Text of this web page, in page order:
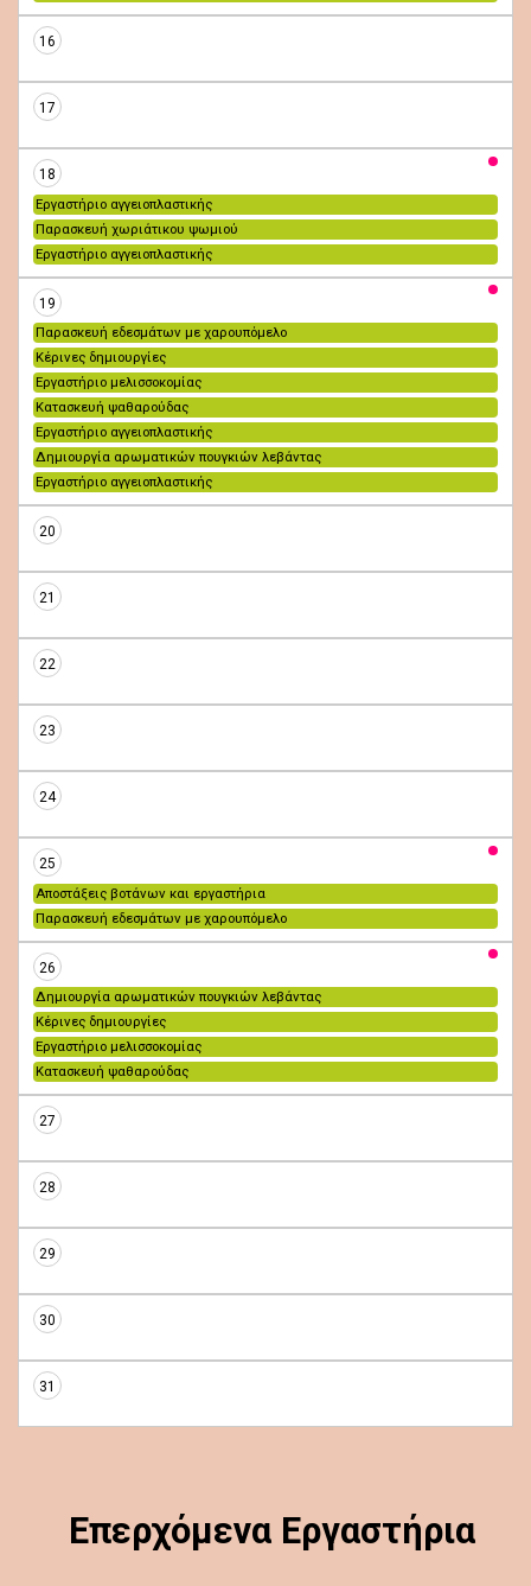
16
17
18
Εργαστήριο αγγειοπλαστικής
Παρασκευή χωριάτικου ψωμιού
Εργαστήριο αγγειοπλαστικής
19
Παρασκευή εδεσμάτων με χαρουπόμελο
Κέρινες δημιουργίες
Εργαστήριο μελισσοκομίας
Κατασκευή ψαθαρούδας
Εργαστήριο αγγειοπλαστικής
Δημιουργία αρωματικών πουγκιών λεβάντας
Εργαστήριο αγγειοπλαστικής
20
21
22
23
24
25
Αποστάξεις βοτάνων και εργαστήρια
Παρασκευή εδεσμάτων με χαρουπόμελο
26
Δημιουργία αρωματικών πουγκιών λεβάντας
Κέρινες δημιουργίες
Εργαστήριο μελισσοκομίας
Κατασκευή ψαθαρούδας
27
28
29
30
31
Επερχόμενα Εργαστήρια